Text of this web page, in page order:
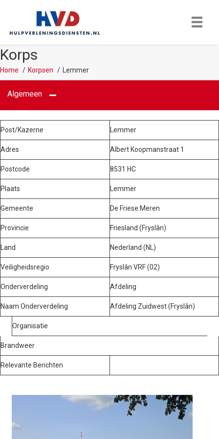
Korps
Home Korpsen Lemmer
Algemeen
Post/Kazerne Lemmer
Adres Albert Koopmanstraat 1
Postcode 8531 HC
Plaats Lemmer
Gemeente De Friese Meren
Provincie Friesland (Fryslân)
Land Nederland (NL)
Veiligheidsregio Fryslân VRF (02)
Onderverdeling Afdeling
Naam Onderverdeling Afdeling Zuidwest (Fryslân)
Organisatie
Brandweer
Relevante Berichten